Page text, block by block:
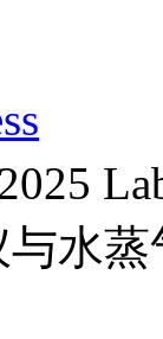
水